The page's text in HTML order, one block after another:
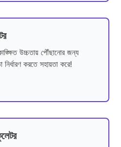
উচ্চতায় পৌঁছানোর জন্য
করতে সহায়তা করে!